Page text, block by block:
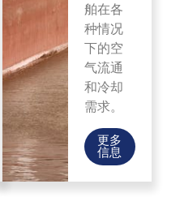
舶在各
种情况
下的空
气流通
和冷却
需求。
更多
信息